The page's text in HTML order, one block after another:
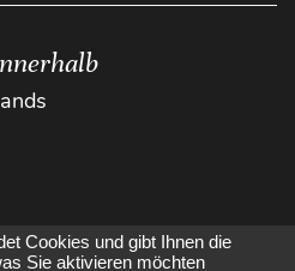
Cookies und gibt Ihnen die
Sie aktivieren möchten